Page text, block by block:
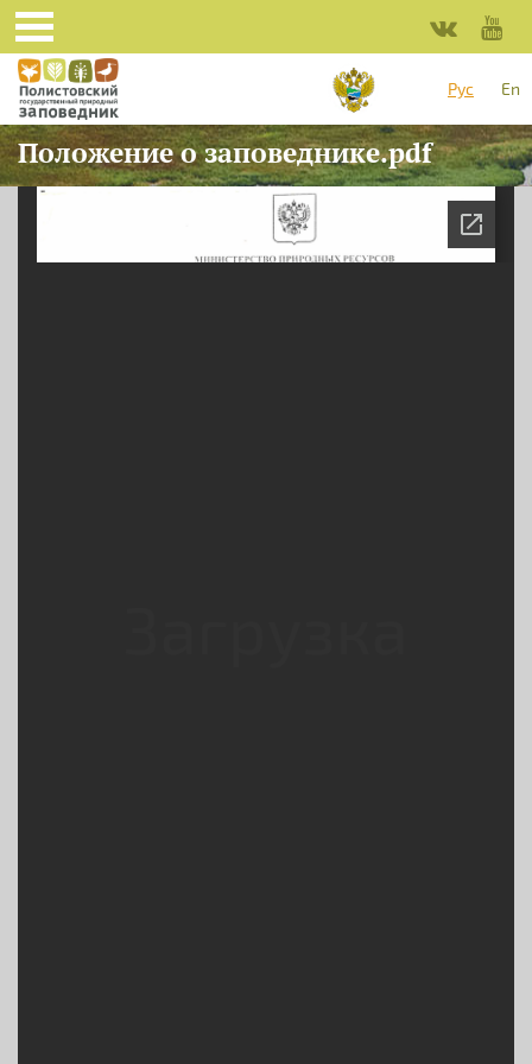
Перейти к основному содержанию
Рус
En
Положение о заповеднике.pdf